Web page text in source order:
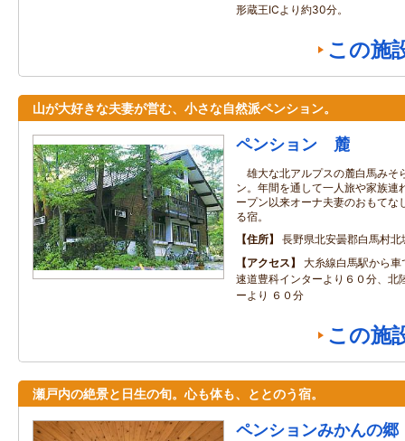
形蔵王ICより約30分。
この施
山が大好きな夫妻が営む、小さな自然派ペンション。
ペンション 麓
雄大な北アルプスの麓白馬みそ
ン。年間を通して一人旅や家族連
ープン以来オーナ夫妻のおもてな
る宿。
住所
長野県北安曇郡白馬村
アクセス
大糸線白馬駅から
速道豊科インターより６０分、北
ーより ６０分
この施
瀬戸内の絶景と日生の旬。心も体も、ととのう宿。
ペンションみかんの郷